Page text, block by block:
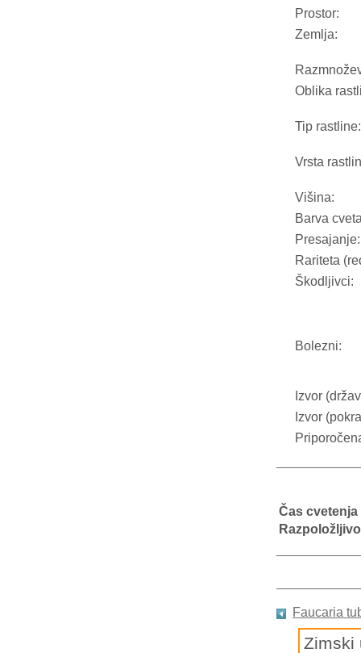
Prostor:
Zemlja:
Oblika
Tip rastline:
Vrsta
Višina:
Barva
Presajanje:
Rariteta
Škodljivci:
Bolezni:
Izvor
Izvor
Čas cvetenja
Faucaria
Zimski